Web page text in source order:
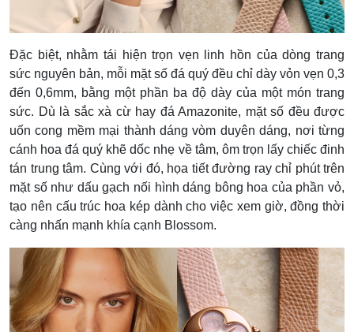
Đặc biệt, nhằm tái hiện trọn vẹn linh hồn của dòng trang
sức nguyên bản, mỗi mặt số đá quý đều chỉ dày vỏn vẹn 0,3
đến 0,6mm, bằng một phần ba độ dày của một món trang
sức. Dù là sắc xà cừ hay đá Amazonite, mặt số đều được
uốn cong mềm mại thành dáng vòm duyên dáng, nơi từng
cánh hoa đá quý khẽ dốc nhẹ về tâm, ôm trọn lấy chiếc đinh
tán trung tâm. Cùng với đó, họa tiết đường ray chỉ phút trên
mặt số như dấu gạch nối hình dáng bông hoa của phần vỏ,
tạo nên cấu trúc hoa kép dành cho việc xem giờ, đồng thời
càng nhấn mạnh khía cạnh Blossom.